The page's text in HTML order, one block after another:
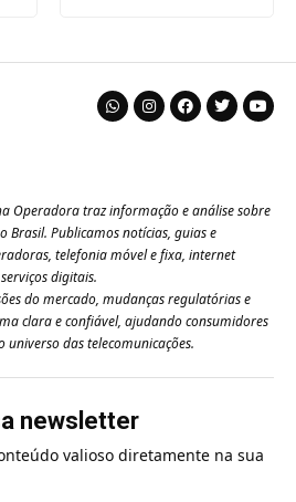
Operadora traz informação e análise sobre
Brasil. Publicamos notícias, guias e
telefonia móvel e fixa, internet
digitais.
do mercado, mudanças regulatórias e
clara e confiável, ajudando consumidores
das telecomunicações.
newsletter
valioso diretamente na sua